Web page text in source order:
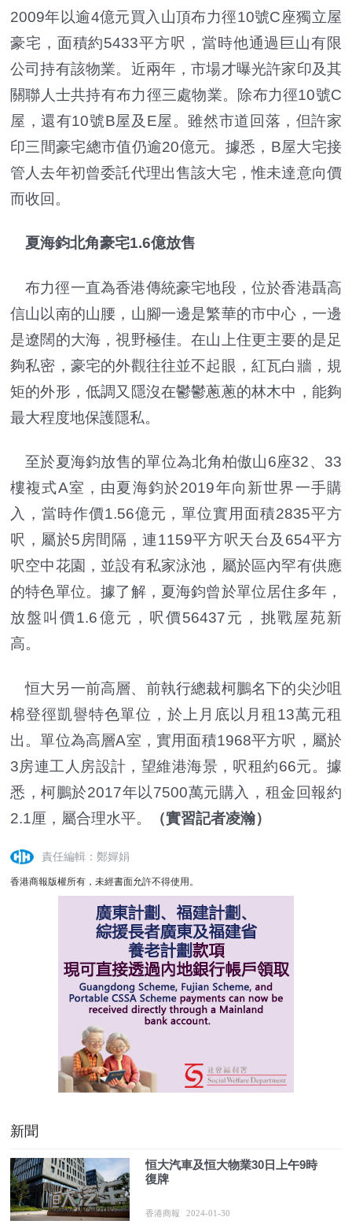
2009年以逾4億元買入山頂布力徑10號C座獨立屋
豪宅，面積約5433平方呎，當時他通過巨山有限
公司持有該物業。近兩年，市場才曝光許家印及其
關聯人士共持有布力徑三處物業。除布力徑10號C
屋，還有10號B屋及E屋。雖然市道回落，但許家
印三間豪宅總市值仍逾20億元。據悉，B屋大宅接
管人去年初曾委託代理出售該大宅，惟未達意向價
而收回。
夏海鈞北角豪宅1.6億放售
布力徑一直為香港傳統豪宅地段，位於香港聶高
信山以南的山腰，山腳一邊是繁華的市中心，一邊
是遼闊的大海，視野極佳。在山上住更主要的是足
夠私密，豪宅的外觀往往並不起眼，紅瓦白牆，規
矩的外形，低調又隱沒在鬱鬱蔥蔥的林木中，能夠
最大程度地保護隱私。
至於夏海鈞放售的單位為北角柏傲山6座32、33
樓複式A室，由夏海鈞於2019年向新世界一手購
入，當時作價1.56億元，單位實用面積2835平方
呎，屬於5房間隔，連1159平方呎天台及654平方
呎空中花園，並設有私家泳池，屬於區內罕有供應
的特色單位。據了解，夏海鈞曾於單位居住多年，
放盤叫價1.6億元，呎價56437元，挑戰屋苑新
高。
恒大另一前高層、前執行總裁柯鵬名下的尖沙咀
棉登徑凱譽特色單位，於上月底以月租13萬元租
出。單位為高層A室，實用面積1968平方呎，屬於
3房連工人房設計，望維港海景，呎租約66元。據
悉，柯鵬於2017年以7500萬元購入，租金回報約
2.1厘，屬合理水平。
（實習記者凌瀚）
責任編輯：鄭嬋娟
香港商報版權所有，未經書面允許不得使用。
新聞
恒大汽車及恒大物業30日上午9時
復牌
香港商報 2024-01-30